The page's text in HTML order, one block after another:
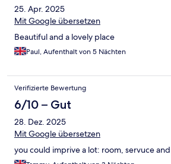
25. Apr. 2025
Mit Google übersetzen
Beautiful and a lovely place
Paul, Aufenthalt von 5 Nächten
Verifizierte Bewertung
6/10 – Gut
28. Dez. 2025
Mit Google übersetzen
you could imprive a lot: room, servuce